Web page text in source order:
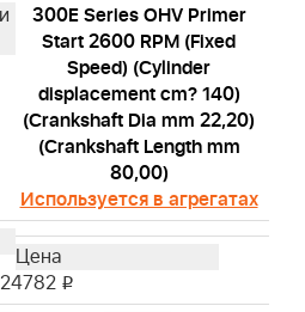
300E Series OHV Primer
Start 2600 RPM (Fixed
Speed) (Cylinder
displacement cm? 140)
(Crankshaft Dia mm 22,20)
(Crankshaft Length mm
80,00)
Используется в агрегатах
24782 i